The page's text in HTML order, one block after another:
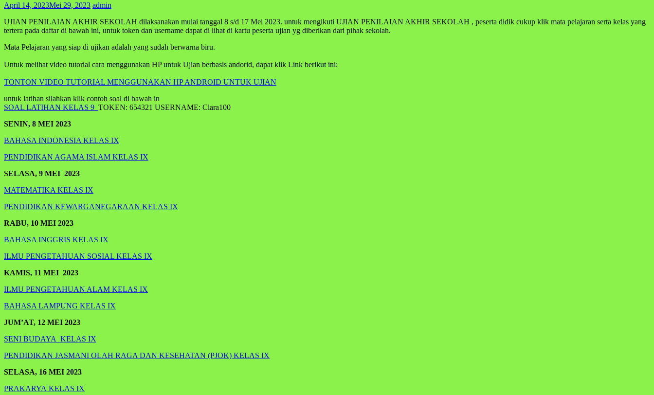
April 14, 2023Mei 29, 2023 admin
UJIAN PENILAIAN AKHIR SEKOLAH dilaksanakan mulai tanggal 8 s/d 17 Mei 2023. untuk mengikuti UJIAN PENILAIAN AKHIR SEKOLAH , peserta didik cukup klik mata pelajaran serta kelas yang
tertera pada daftar di bawah ini, untuk token dan username dapat di lihat di kartu peserta ujian yg diberikan dari pihak sekolah.
Mata Pelajaran yang siap di ujikan adalah yang sudah berwarna biru.
Untuk melihat video tutorial cara menggunakan HP untuk Ujian berbasis andorid, dapat klik Link berikut ini:
TONTON VIDEO TUTORIAL MENGGUNAKAN HP ANDROID UNTUK UJIAN
untuk latihan silahkan klik contoh soal di bawah in
SOAL LATIHAN KELAS 9 TOKEN: 654321 USERNAME: Clara100
SENIN, 8 MEI 2023
BAHASA INDONESIA KELAS IX
PENDIDIKAN AGAMA ISLAM KELAS IX
SELASA, 9 MEI 2023
MATEMATIKA KELAS IX
PENDIDIKAN KEWARGANEGARAAN KELAS IX
RABU, 10 MEI 2023
BAHASA INGGRIS KELAS IX
ILMU PENGETAHUAN SOSIAL KELAS IX
KAMIS, 11 MEI 2023
ILMU PENGETAHUAN ALAM KELAS IX
BAHASA LAMPUNG KELAS IX
JUM’AT, 12 MEI 2023
SENI BUDAYA KELAS IX
PENDIDIKAN JASMANI OLAH RAGA DAN KESEHATAN (PJOK) KELAS IX
SELASA, 16 MEI 2023
PRAKARYA KELAS IX